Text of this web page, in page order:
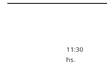
11:30
hs.